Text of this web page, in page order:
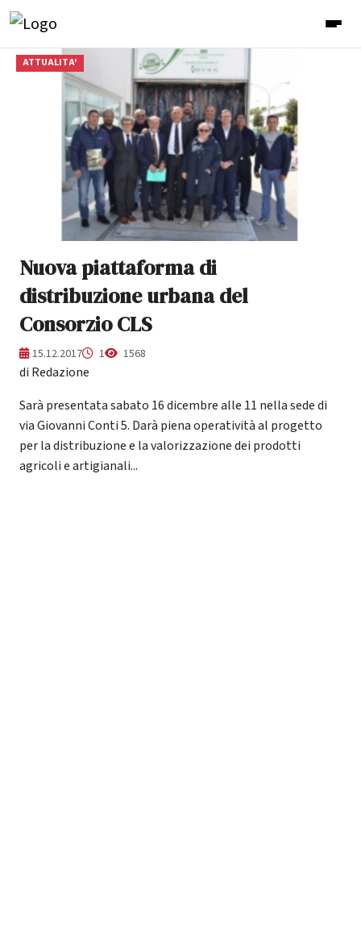
ATTUALITA'
Nuova piattaforma di
distribuzione urbana del
Consorzio CLS
15.12.2017 1 1568
di Redazione
Sarà presentata sabato 16 dicembre alle 11 nella sede di
via Giovanni Conti 5. Darà piena operatività al progetto
per la distribuzione e la valorizzazione dei prodotti
agricoli e artigianali...